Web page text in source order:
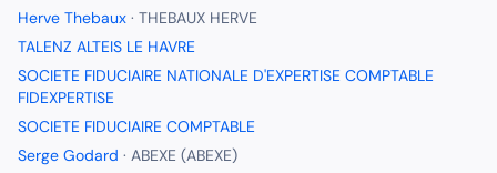
Herve Thebaux · THEBAUX HERVE
TALENZ ALTEIS LE HAVRE
SOCIETE FIDUCIAIRE NATIONALE D'EXPERTISE COMPTABLE
FIDEXPERTISE
SOCIETE FIDUCIAIRE COMPTABLE
Serge Godard · ABEXE (ABEXE)